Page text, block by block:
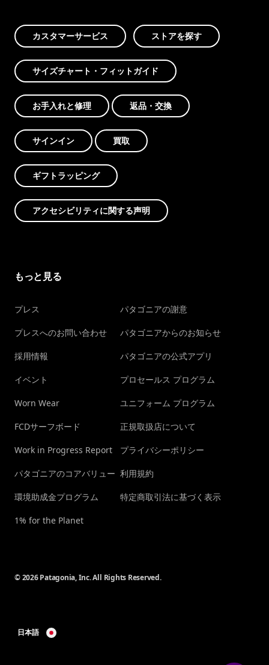
カスタマーサービス ストアを探す
サイズチャート・フィットガイド
お手入れと修理 返品・交換
サインイン 買取
ギフトラッピング
アクセシビリティに関する声明
もっと見る
プレス
プレスへのお問い合わせ
採用情報
イベント
Worn Wear
FCDサーフボード
Work in Progress Report
パタゴニアのコアバリュー
環境助成金プログラム
1% for the Planet
パタゴニアの謝意
パタゴニアからのお知らせ
パタゴニアの公式アプリ
プロセールス プログラム
ユニフォーム プログラム
正規取扱店について
プライバシーポリシー
利用規約
特定商取引法に基づく表示
© 2026 Patagonia, Inc. All Rights Reserved.
日本語